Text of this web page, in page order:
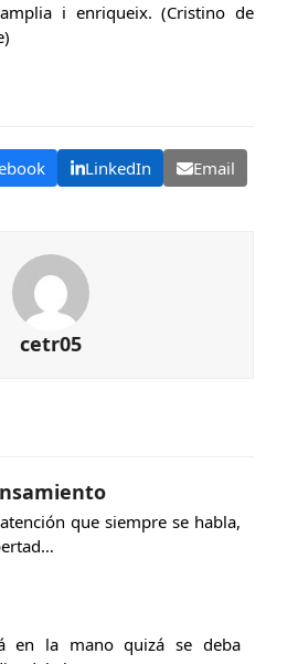
i enriqueix. (Cristino de
LinkedIn Email
cetr05
que siempre se habla,
en la mano quizá se deba